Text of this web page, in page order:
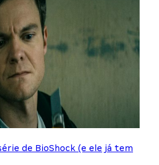
de BioShock (e ele já tem